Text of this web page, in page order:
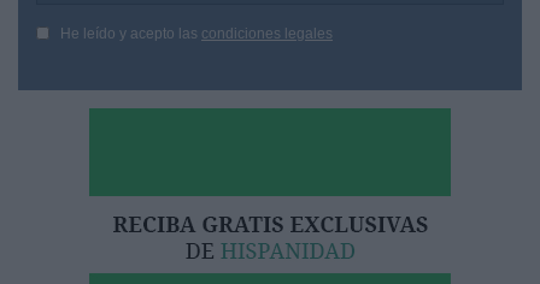
He leído y acepto las condiciones legales